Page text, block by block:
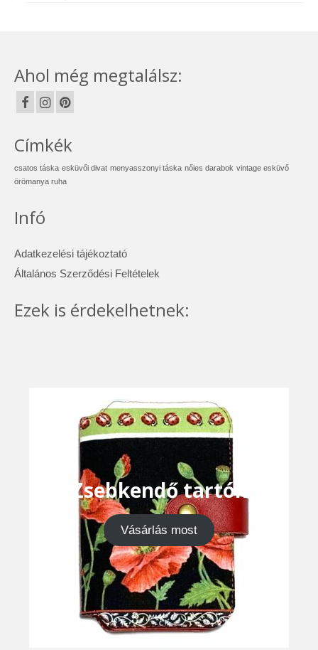
Ahol még megtalálsz:
Címkék
csatos táska esküvői divat menyasszonyi táska nőies darabok vintage esküvő
örömanya ruha
Infó
Adatkezelési tájékoztató
Általános Szerződési Feltételek
Ezek is érdekelhetnek:
Zsebkendő tartók
Vásárlás most